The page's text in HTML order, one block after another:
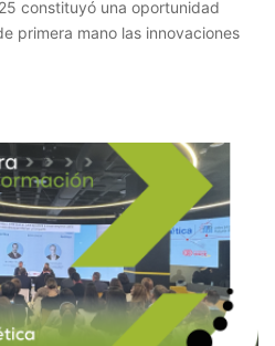
constituyó una oportunidad
primera mano las innovaciones